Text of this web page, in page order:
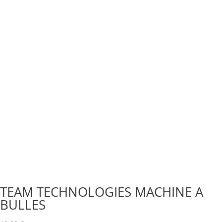
TEAM TECHNOLOGIES MACHINE A
BULLES